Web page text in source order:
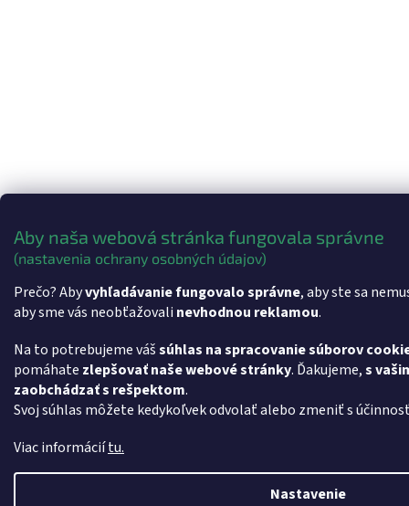
Aby naša webová stránka fungovala správne
(nastavenia ochrany osobných údajov)
Prečo? Abyvyhľadávanie fungovalo správne, aby ste sa
aby sme vás neobťažovali nevhodnou reklamou.
Na to potrebujeme vášsúhlas na spracovanie súborov
pomáhate zlepšovať naše webové stránky. Ďakujeme,s
zaobchádzať s rešpektom.
Svoj súhlas môžete kedykoľvek odvolať alebo zmeniť s
Viac informáciítu.
Nastavenie